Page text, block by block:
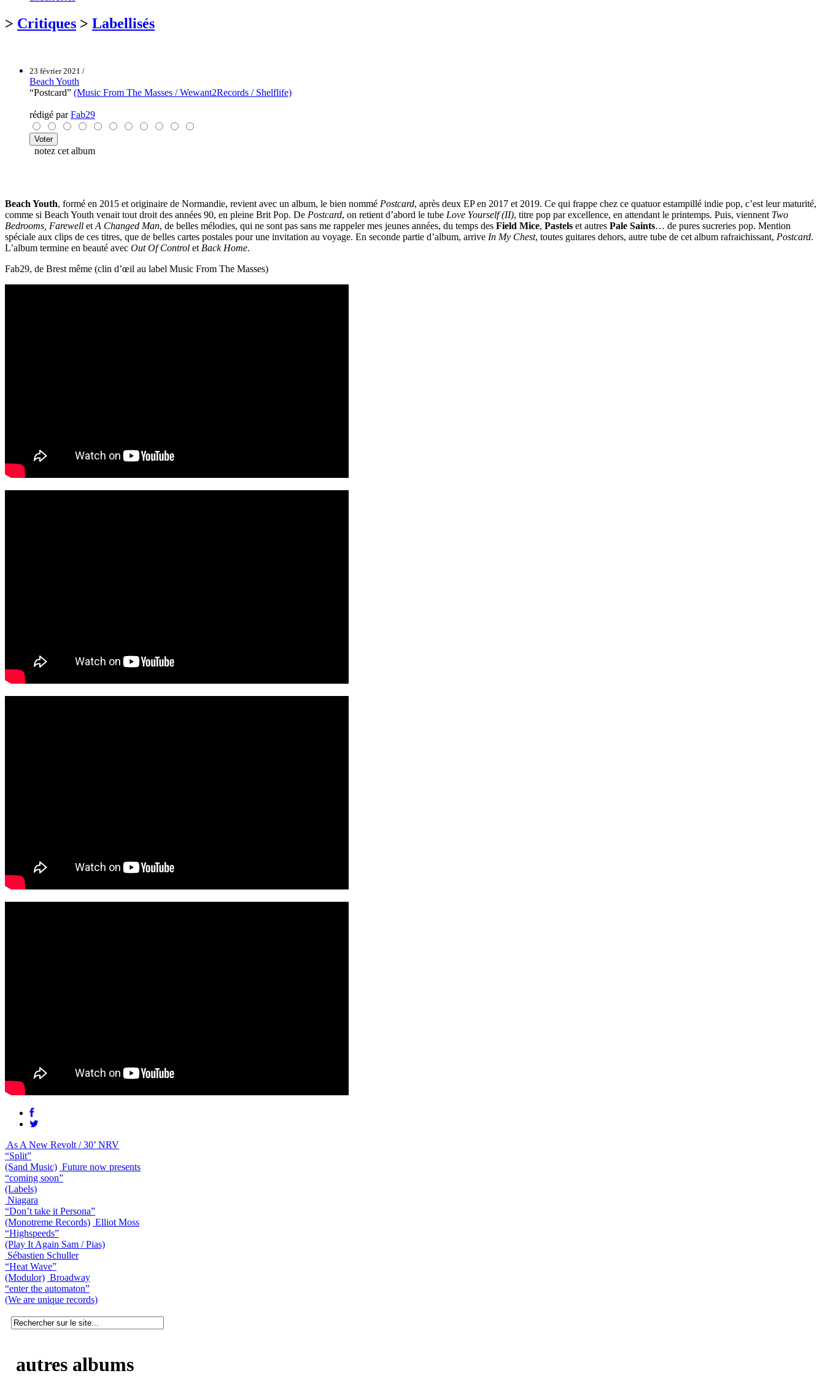
> Critiques > Labellisés
23 février 2021 /
Beach Youth
“Postcard” (Music From The Masses / Wewant2Records / Shelflife)
rédigé parFab29
notez cet album
Beach Youth, formé en 2015 et originaire de Normandie, revient avec un album, le bien nommé Postcard, après deux EP en 2017 et 2019. Ce qui frappe chez ce quatuor estampillé indie pop, c’est leur maturité,
comme si Beach Youth venait tout droit des années 90, en pleine Brit Pop. De Postcard, on retient d’abord le tube Love Yourself (II), titre pop par excellence, en attendant le printemps. Puis, viennent Two
Bedrooms, Farewell et A Changed Man, de belles mélodies, qui ne sont pas sans me rappeler mes jeunes années, du temps des Field Mice, Pastels et autres Pale Saints… de pures sucreries pop. Mention
spéciale aux clips de ces titres, que de belles cartes postales pour une invitation au voyage. En seconde partie d’album, arrive In My Chest, toutes guitares dehors, autre tube de cet album rafraichissant, Postcard.
L’album termine en beauté avec Out Of Control et Back Home.
Fab29, de Brest même (clin d’œil au label Music From The Masses)
As A New Revolt / 30’ NRV
“Split”
(Sand Music) Future now presents
“coming soon”
(Labels)
Niagara
“Don’t take it Persona”
(Monotreme Records) Elliot Moss
“Highspeeds”
(Play It Again Sam / Pias)
Sébastien Schuller
“Heat Wave”
(Modulor) Broadway
“enter the automaton”
(We are unique records)
autres albums